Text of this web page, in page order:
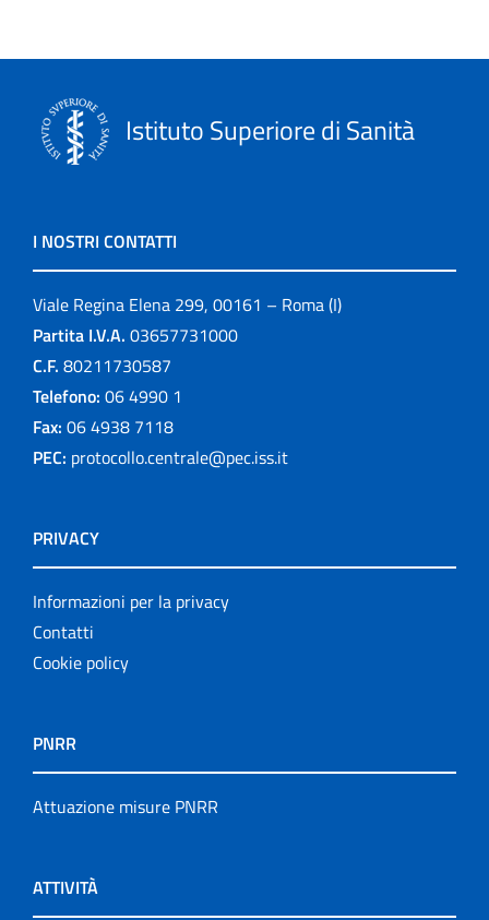
Istituto Superiore di Sanità
I NOSTRI CONTATTI
Viale Regina Elena 299, 00161 – Roma (I)
Partita I.V.A. 03657731000
C.F. 80211730587
Telefono: 06 4990 1
Fax: 06 4938 7118
PEC: protocollo.centrale@pec.iss.it
PRIVACY
Informazioni per la privacy
Contatti
Cookie policy
PNRR
Attuazione misure PNRR
ATTIVITÀ